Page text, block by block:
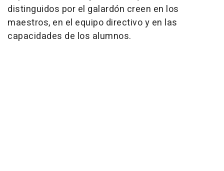
distinguidos por el galardón creen en los
maestros, en el equipo directivo y en las
capacidades de los alumnos.